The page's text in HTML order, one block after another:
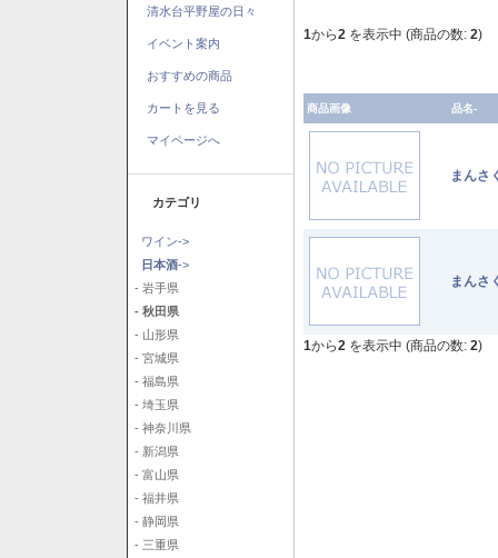
清水台平野屋の日々
イベント案内
おすすめの商品
カートを見る
マイページへ
カテゴリ
ワイン->
日本酒->
- 岩手県
- 秋田県
- 山形県
- 宮城県
- 福島県
- 埼玉県
- 神奈川県
- 新潟県
- 富山県
- 福井県
- 静岡県
- 三重県
1から2 を表示中 (商品の数: 2)
商品画像 品名-
まん
まん
1から2 を表示中 (商品の数: 2)